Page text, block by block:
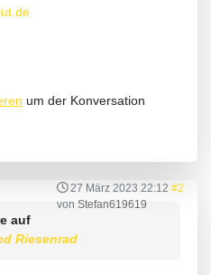
um der Konversation
27 März 2023 22:12 #2
von Stefan619619
auf
Riesenrad